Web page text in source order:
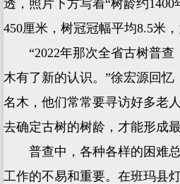
透，照片下方写着“树龄约1400
450厘米，树冠冠幅平均8.5米
“2022年那次全省古树普查
木有了新的认识。”徐宏源回
名木，他们常常要寻访好多老
去确定古树的树龄，才能形成最
普查中，各种各样的困难总
工作的不易和重要。在班玛县